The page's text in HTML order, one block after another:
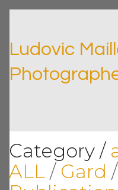
Ludovic
Category /
ALL / Gard /